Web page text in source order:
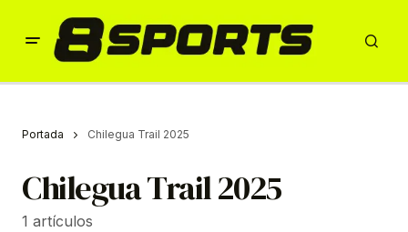
Portada Chilegua Trail 2025
Chilegua Trail 2025
1 artículos